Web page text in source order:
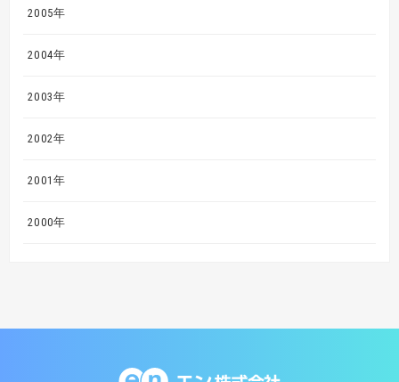
2005年
2004年
2003年
2002年
2001年
2000年